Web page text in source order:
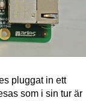
pluggat in ett
som i sin tur är